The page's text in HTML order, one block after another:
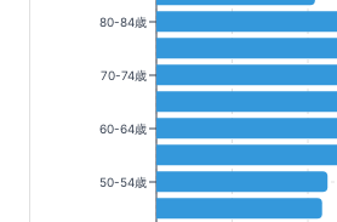
80-84歳
70-74歳
60-64歳
50-54歳